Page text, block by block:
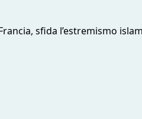
sfida l’estremismo